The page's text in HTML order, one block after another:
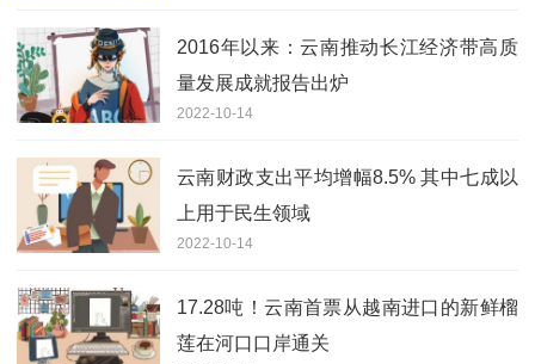
2016年以来：云南推动长江经济带高质
量发展成就报告出炉
2022-10-14
云南财政支出平均增幅8.5% 其中七成以
上用于民生领域
2022-10-14
17.28吨！云南首票从越南进口的新鲜榴
莲在河口口岸通关